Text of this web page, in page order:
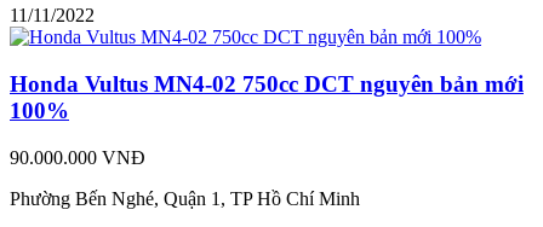
11/11/2022
Honda Vultus MN4-02 750cc DCT nguyên bản mới
100%
90.000.000 VNĐ
Phường Bến Nghé, Quận 1, TP Hồ Chí Minh